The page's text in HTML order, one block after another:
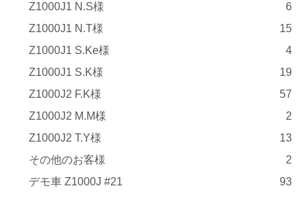
Z1000J1 N.S様
6
Z1000J1 N.T様
15
Z1000J1 S.Ke様
4
Z1000J1 S.K様
19
Z1000J2 F.K様
57
Z1000J2 M.M様
2
Z1000J2 T.Y様
13
その他のお客様
2
デモ車 Z1000J #21
93